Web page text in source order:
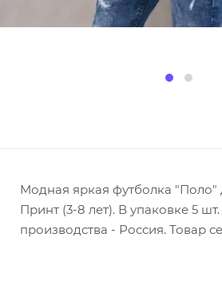
Модная яркая футболка "Поло"
Принт (3-8 лет). В упаковке 5
производства - Россия. Товар